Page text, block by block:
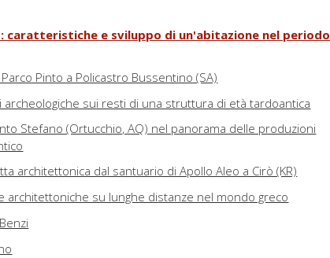
: caratteristiche e sviluppo di un'abitazione nel
Pinto a Policastro Bussentino (SA)
archeologiche sui resti di una struttura di età tardoantica
Stefano (Ortucchio, AQ) nel panorama delle produzioni
architettonica dal santuario di Apollo Aleo a Cirò (KR)
architettoniche su lunghe distanze nel mondo greco